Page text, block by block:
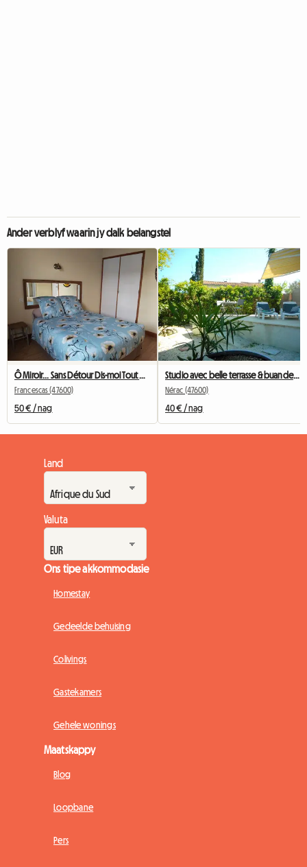
Ander verblyf waarin jy dalk belangstel
Francescas (47600)
50 € / nag
Studio avec belle terrasse & buanderie entièrement privatifs
Nérac (47600)
40 € / nag
Land
Valuta
Ons tipe akkommodasie
Homestay
Gedeelde behuising
Colivings
Gastekamers
Gehele wonings
Maatskappy
Blog
Loopbane
Pers